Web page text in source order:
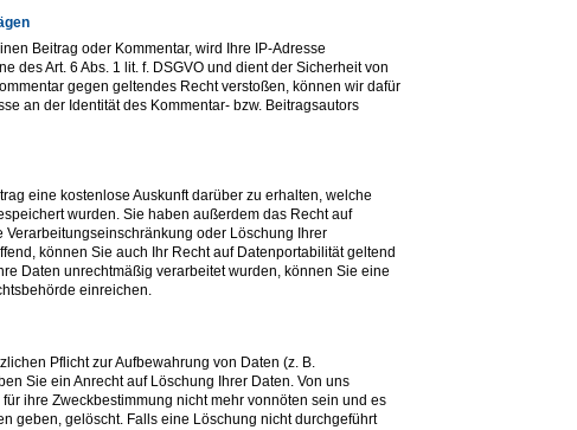
Beitrag oder Kommentar, wird Ihre IP-Adresse
des Art. 6 Abs. 1 lit. f. DSGVO und dient der Sicherheit von
gegen geltendes Recht verstoßen, können wir dafür
an der Identität des Kommentar- bzw. Beitragsautors
eine kostenlose Auskunft darüber zu erhalten, welche
wurden. Sie haben außerdem das Recht auf
Verarbeitungseinschränkung oder Löschung Ihrer
können Sie auch Ihr Recht auf Datenportabilität geltend
Daten unrechtmäßig verarbeitet wurden, können Sie eine
einreichen.
Pflicht zur Aufbewahrung von Daten (z. B.
Sie ein Anrecht auf Löschung Ihrer Daten. Von uns
ihre Zweckbestimmung nicht mehr vonnöten sein und es
geben, gelöscht. Falls eine Löschung nicht durchgeführt